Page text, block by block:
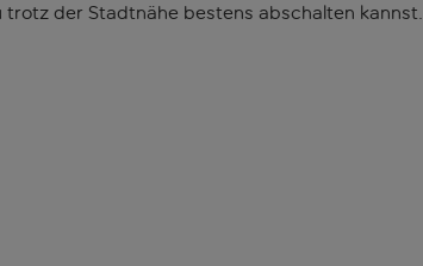
trotz der Stadtnähe bestens abschalten kannst.